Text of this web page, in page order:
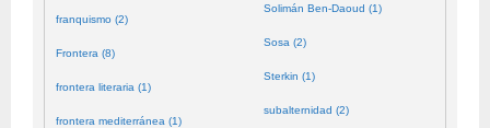
franquismo (2)
Frontera (8)
frontera literaria (1)
frontera mediterránea (1)
Solimán Ben-Daoud (1)
Sosa (2)
Sterkin (1)
subalternidad (2)